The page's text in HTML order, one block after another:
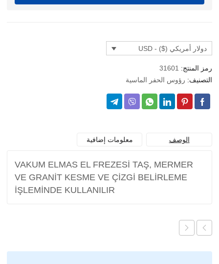
KESİCİ
دولار أمريكي ($) - USD
رمز المنتج: 31601
التصنيف: رؤوس الحفر الماسية
الوصف معلومات إضافية
VAKUM ELMAS EL FREZESİ TAŞ, MERMER
VE GRANİT KESME VE ÇİZGİ BELİRLEME
İŞLEMİNDE KULLANILIR